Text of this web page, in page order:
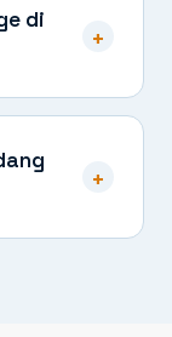
di
+
+